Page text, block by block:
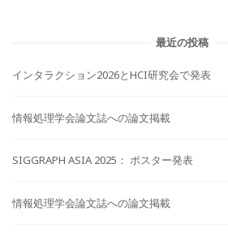
最近の投稿
インタラクション2026とHCI研究会で発表
情報処理学会論文誌への論文掲載
SIGGRAPH ASIA 2025： ポスター発表
情報処理学会論文誌への論文掲載